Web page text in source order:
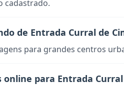
cadastrado.
de Entrada Curral de
para grandes centros
para Entrada Curral